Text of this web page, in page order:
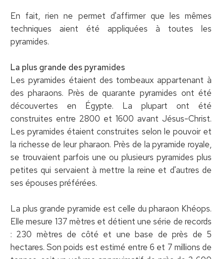
En fait, rien ne permet d'affirmer que les mêmes
techniques aient été appliquées à toutes les
pyramides.
La plus grande des pyramides
Les pyramides étaient des tombeaux appartenant à
des pharaons. Près de quarante pyramides ont été
découvertes en Égypte. La plupart ont été
construites entre 2800 et 1600 avant Jésus-Christ.
Les pyramides étaient construites selon le pouvoir et
la richesse de leur pharaon. Près de la pyramide royale,
se trouvaient parfois une ou plusieurs pyramides plus
petites qui servaient à mettre la reine et d'autres de
ses épouses préférées.
La plus grande pyramide est celle du pharaon Khéops.
Elle mesure 137 mètres et détient une série de records
: 230 mètres de côté et une base de près de 5
hectares. Son poids est estimé entre 6 et 7 millions de